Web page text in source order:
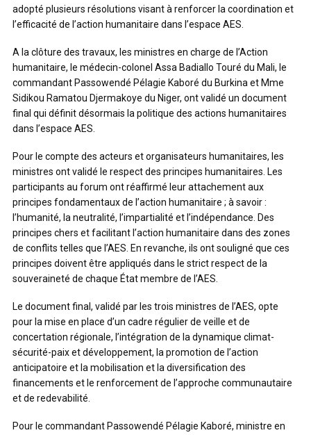
adopté plusieurs résolutions visant à renforcer la coordination et
l’efficacité de l’action humanitaire dans l’espace AES.
A la clôture des travaux, les ministres en charge de l’Action
humanitaire, le médecin-colonel Assa Badiallo Touré du Mali, le
commandant Passowendé Pélagie Kaboré du Burkina et Mme
Sidikou Ramatou Djermakoye du Niger, ont validé un document
final qui définit désormais la politique des actions humanitaires
dans l’espace AES.
Pour le compte des acteurs et organisateurs humanitaires, les
ministres ont validé le respect des principes humanitaires. Les
participants au forum ont réaffirmé leur attachement aux
principes fondamentaux de l’action humanitaire ; à savoir :
l’humanité, la neutralité, l’impartialité et l’indépendance. Des
principes chers et facilitant l’action humanitaire dans des zones
de conflits telles que l’AES. En revanche, ils ont souligné que ces
principes doivent être appliqués dans le strict respect de la
souveraineté de chaque État membre de l’AES.
Le document final, validé par les trois ministres de l’AES, opte
pour la mise en place d’un cadre régulier de veille et de
concertation régionale, l’intégration de la dynamique climat-
sécurité-paix et développement, la promotion de l’action
anticipatoire et la mobilisation et la diversification des
financements et le renforcement de l’approche communautaire
et de redevabilité.
Pour le commandant Passowendé Pélagie Kaboré, ministre en